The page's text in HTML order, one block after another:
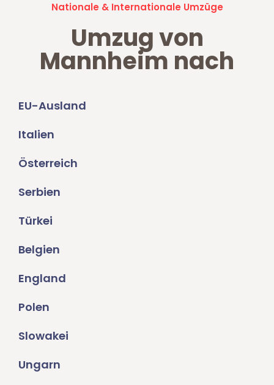
Nationale & Internationale Umzüge
Umzug von
Mannheim nach
EU-Ausland
Italien
Österreich
Serbien
Türkei
Belgien
England
Polen
Slowakei
Ungarn